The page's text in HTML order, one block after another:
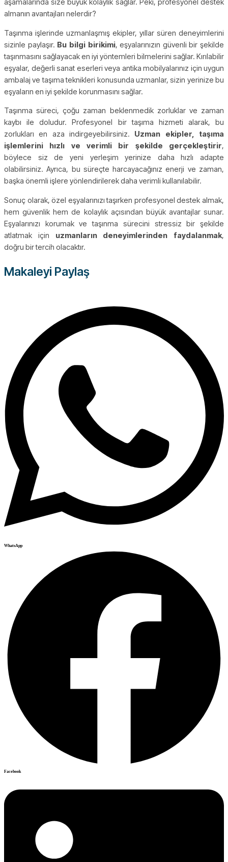
aşamalarında size büyük kolaylık sağlar. Peki, profesyonel destek
almanın avantajları nelerdir?
Taşınma işlerinde uzmanlaşmış ekipler, yıllar süren deneyimlerini
sizinle paylaşır. Bu bilgi birikimi, eşyalarınızın güvenli bir şekilde
taşınmasını sağlayacak en iyi yöntemleri bilmelerini sağlar. Kırılabilir
eşyalar, değerli sanat eserleri veya antika mobilyalarınız için uygun
ambalaj ve taşıma teknikleri konusunda uzmanlar, sizin yerinize bu
eşyaların en iyi şekilde korunmasını sağlar.
Taşınma süreci, çoğu zaman beklenmedik zorluklar ve zaman
kaybı ile doludur. Profesyonel bir taşıma hizmeti alarak, bu
zorlukları en aza indirgeyebilirsiniz. Uzman ekipler, taşıma
işlemlerini hızlı ve verimli bir şekilde gerçekleştirir,
böylece siz de yeni yerleşim yerinize daha hızlı adapte
olabilirsiniz. Ayrıca, bu süreçte harcayacağınız enerji ve zaman,
başka önemli işlere yönlendirilerek daha verimli kullanılabilir.
Sonuç olarak, özel eşyalarınızı taşırken profesyonel destek almak,
hem güvenlik hem de kolaylık açısından büyük avantajlar sunar.
Eşyalarınızı korumak ve taşınma sürecini stressiz bir şekilde
atlatmak için uzmanların deneyimlerinden faydalanmak,
doğru bir tercih olacaktır.
Makaleyi Paylaş
WhatsApp
Facebook